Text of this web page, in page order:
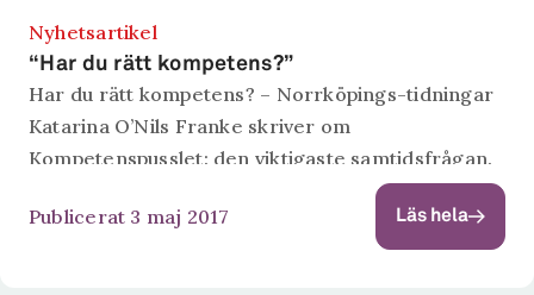
Nyhetsartikel
“Har du rätt kompetens?”
Har du rätt kompetens? – Norrköpings-tidningar
Katarina O’Nils Franke skriver om
Kompetenspusslet: den viktigaste samtidsfrågan.
Publicerat 3 maj 2017 Läs hela